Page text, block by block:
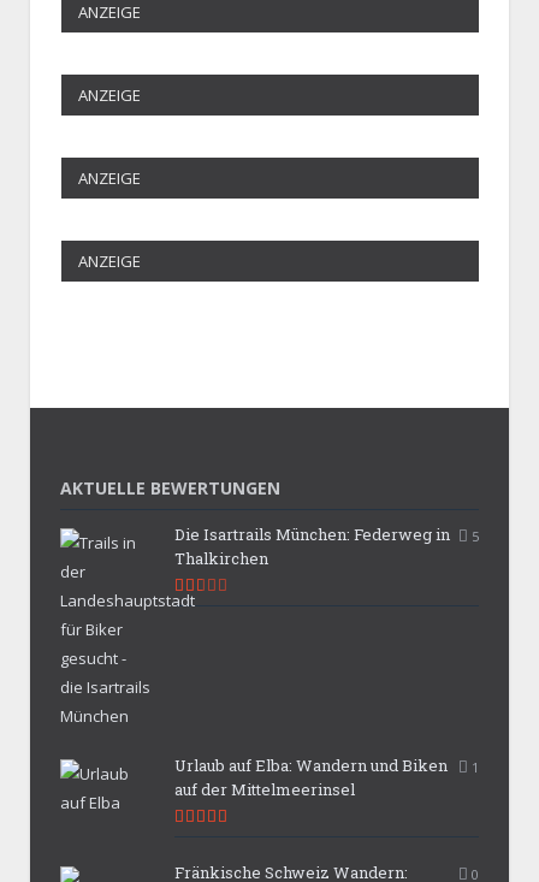
ANZEIGE
ANZEIGE
ANZEIGE
ANZEIGE
AKTUELLE BEWERTUNGEN
5
Die Isartrails München: Federweg in
Thalkirchen
1
Urlaub auf Elba: Wandern und Biken
auf der Mittelmeerinsel
0
Fränkische Schweiz Wandern: